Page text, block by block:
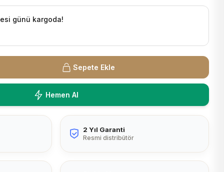
günü kargoda!
Sepete Ekle
Hemen Al
2 Yıl Garanti
Resmi distribütör